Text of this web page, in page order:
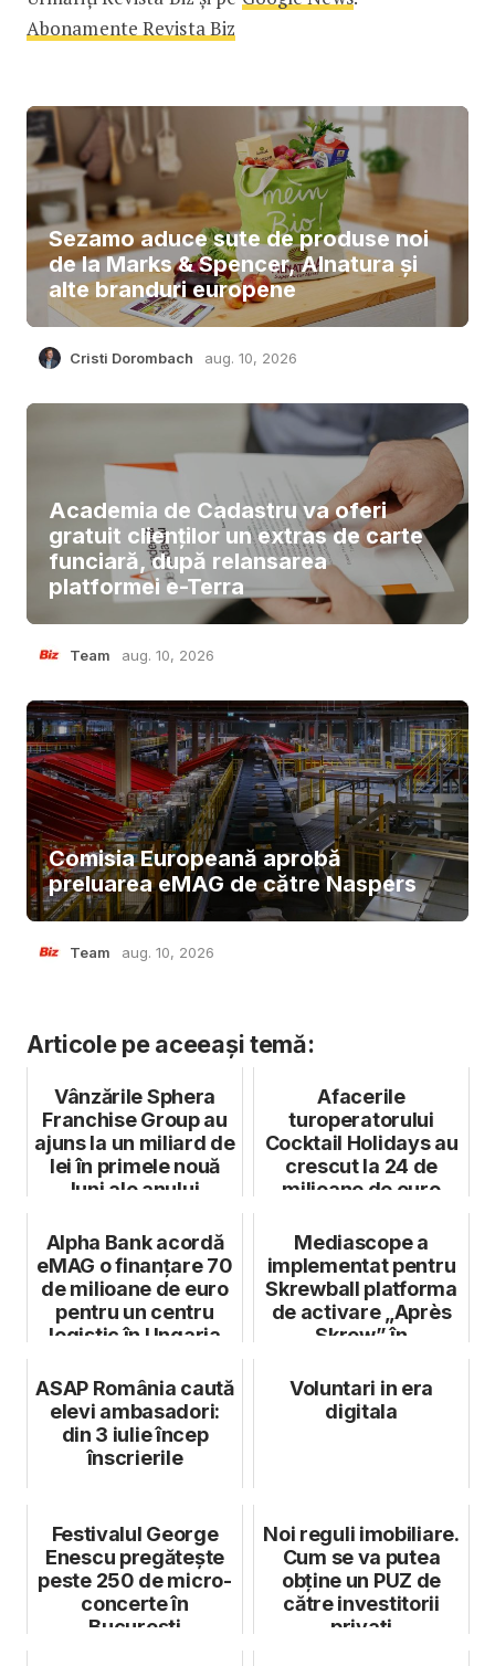
Abonamente Revista Biz
Sezamo aduce sute de produse noi
de la Marks & Spencer, Alnatura și
alte branduri europene
Cristi Dorombach aug. 10, 2026
Academia de Cadastru va oferi
gratuit clienților un extras de carte
funciară, după relansarea
platformei e-Terra
Team aug. 10, 2026
Comisia Europeană aprobă
preluarea eMAG de către Naspers
Team aug. 10, 2026
Articole pe aceeași temă:
Vânzările Sphera
Franchise Group au
ajuns la un miliard de
lei în primele nouă
luni ale anului
Afacerile
turoperatorului
Cocktail Holidays au
crescut la 24 de
milioane de euro
Alpha Bank acordă
eMAG o finanțare 70
de milioane de euro
pentru un centru
logistic în Ungaria
Mediascope a
implementat pentru
Skrewball platforma
de activare „Après
Skrew” în
ASAP România caută
elevi ambasadori:
din 3 iulie încep
înscrierile
Voluntari in era
digitala
Festivalul George
Enescu pregătește
peste 250 de micro-
concerte în
București
Noi reguli imobiliare.
Cum se va putea
obține un PUZ de
către investitorii
privați